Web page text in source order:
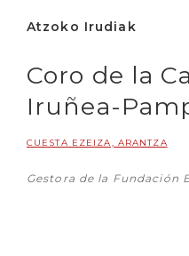
Atzoko Irudiak
Coro de la
Iruñea-
CUESTA EZEIZA, ARANTZA
Gestora de la Fundación